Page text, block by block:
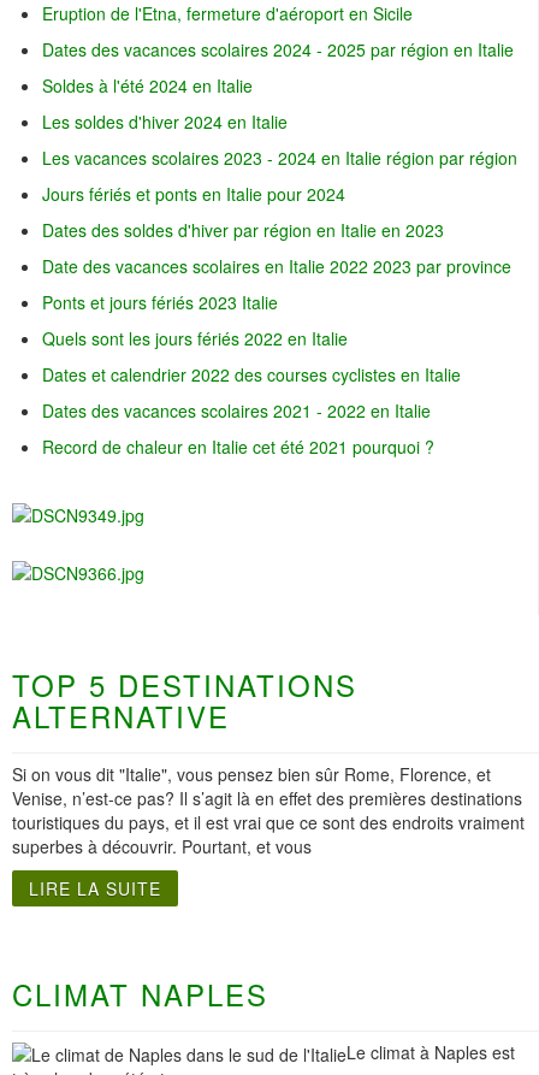
Eruption de l'Etna, fermeture d'aéroport en Sicile
Dates des vacances scolaires 2024 - 2025 par région en Italie
Soldes à l'été 2024 en Italie
Les soldes d'hiver 2024 en Italie
Les vacances scolaires 2023 - 2024 en Italie région par région
Jours fériés et ponts en Italie pour 2024
Dates des soldes d'hiver par région en Italie en 2023
Date des vacances scolaires en Italie 2022 2023 par province
Ponts et jours fériés 2023 Italie
Quels sont les jours fériés 2022 en Italie
Dates et calendrier 2022 des courses cyclistes en Italie
Dates des vacances scolaires 2021 - 2022 en Italie
Record de chaleur en Italie cet été 2021 pourquoi ?
TOP 5 DESTINATIONS
ALTERNATIVE
Si on vous dit "Italie", vous pensez bien sûr Rome, Florence, et
Venise, n’est-ce pas? Il s’agit là en effet des premières destinations
touristiques du pays, et il est vrai que ce sont des endroits vraiment
superbes à découvrir. Pourtant, et vous
LIRE LA SUITE
CLIMAT NAPLES
Le climat à Naples est